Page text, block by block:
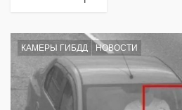
КАМЕРЫ ГИБДД НОВОСТИ